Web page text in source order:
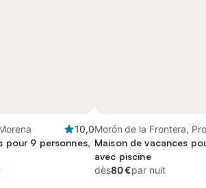
10,0
pour 9 personnes,
Morón de la Frontera,
Séville
Maison de vacances
avec piscine
dès80 €par nuit